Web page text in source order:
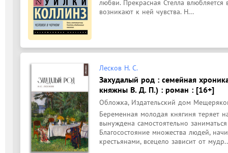
любви. Прекрасная Стелла влюбляется
возникают к ней чувства. Н...
Лесков Н. С.
Захудалый род : семейная
княжны В. Д. П.) : роман : [16+]
Обложка, Издательский дом
Беременная молодая княгиня теряет
вынуждена самостоятельно
Благосостояние множества людей,
крестьянами, всецело зависит от